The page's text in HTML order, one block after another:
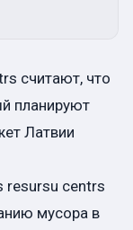
считают, что
планируют
Латвии
resursu centrs
мусора в